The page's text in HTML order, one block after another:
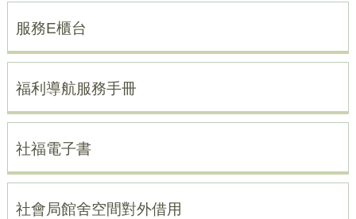
服務E櫃台
福利導航服務手冊
社福電子書
社會局館舍空間對外借用